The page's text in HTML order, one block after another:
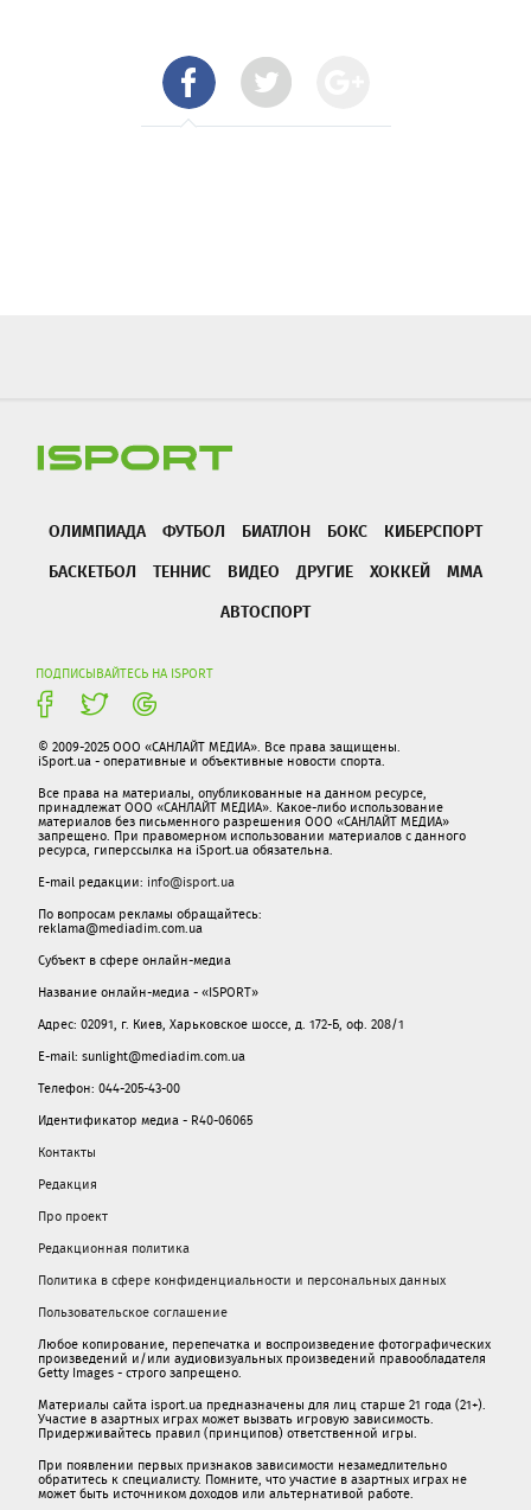
ОЛИМПИАДА ФУТБОЛ БИАТЛОН БОКС
КИБЕРСПОРТ
БАСКЕТБОЛ
ТЕННИС ВИДЕО ДРУГИЕ ХОККЕЙ
ММА
АВТОСПОРТ
ПОДПИСЫВАЙТЕСЬ НА ISPORT
© 2009-2025 ООО «САНЛАЙТ МЕДИА». Все права защищены.
iSport.ua - оперативные и объективные новости спорта.
Все права на материалы, опубликованные на данном ресурсе,
принадлежат ООО «САНЛАЙТ МЕДИА». Какое-либо использование
материалов без письменного разрешения ООО «САНЛАЙТ МЕДИА»
запрещено. При правомерном использовании материалов с данного
ресурса, гиперссылка на iSport.ua обязательна.
E-mail редакции: info@isport.ua
По вопросам рекламы обращайтесь:
reklama@mediadim.com.ua
Субъект в сфере онлайн-медиа
Название онлайн-медиа - «ISPORT»
Адрес: 02091, г. Киев, Харьковское шоссе, д. 172-Б, оф. 208/1
E-mail: sunlight@mediadim.com.ua
Телефон: 044-205-43-00
Идентификатор медиа - R40-06065
Контакты
Редакция
Про проект
Редакционная политика
Политика в сфере конфиденциальности и персональных данных
Пользовательское соглашение
Любое копирование, перепечатка и воспроизведение фотографических
произведений и/или аудиовизуальных произведений правообладателя
Getty Images - строго запрещено.
Материалы сайта isport.ua предназначены для лиц старше 21 года (21+).
Участие в азартных играх может вызвать игровую зависимость.
Придерживайтесь правил (принципов) ответственной игры.
При появлении первых признаков зависимости незамедлительно
обратитесь к специалисту. Помните, что участие в азартных играх не
может быть источником доходов или альтернативой работе.